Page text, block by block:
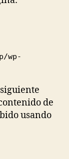
wp-
de
usando